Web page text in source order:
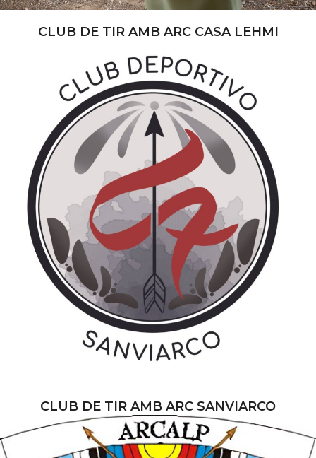
CLUB DE TIR AMB ARC CASA LEHMI
CLUB DE TIR AMB ARC SANVIARCO